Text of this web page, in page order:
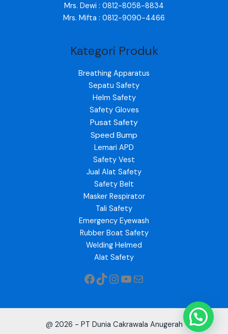
Mrs. Dewi : 0812-8058-8834
Mrs. Mifta : 0812-9090-4466
Kategori Produk
Breathing Apparatus
Sepatu Safety
Helm Safety
Safety Gloves
Pusat Safety
Speed Bump
Lemari APD
Safety Vest
Jual Alat Safety
Safety Belt
Masker Respirator
Tali Safety
Emergency Eyewash
Rubber Boat Safety
Welding Helmed
Alat Safety
@ 2026 - PT Dunia Cakrawala Anugerah